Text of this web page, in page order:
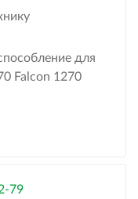
для
Falcon 1270
79